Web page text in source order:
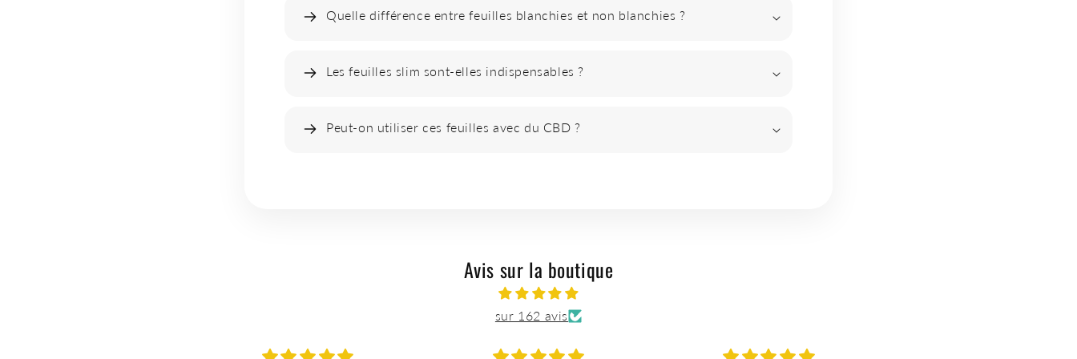
Quelle différence entre feuilles blanchies et non blanchies ?
Les feuilles slim sont-elles indispensables ?
Peut-on utiliser ces feuilles avec du CBD ?
Avis sur la boutique
sur 162 avis